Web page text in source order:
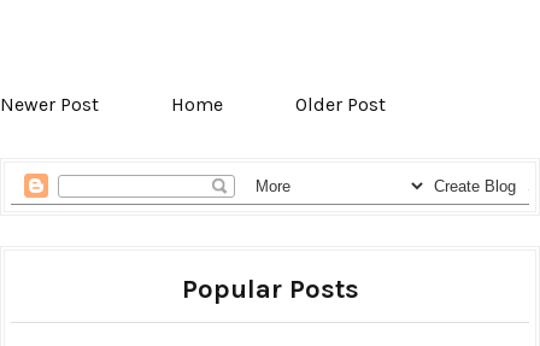
Newer Post Home Older Post
Popular Posts